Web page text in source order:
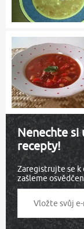
Nenechte si
recepty!
Zaregistrujte se k
zašleme